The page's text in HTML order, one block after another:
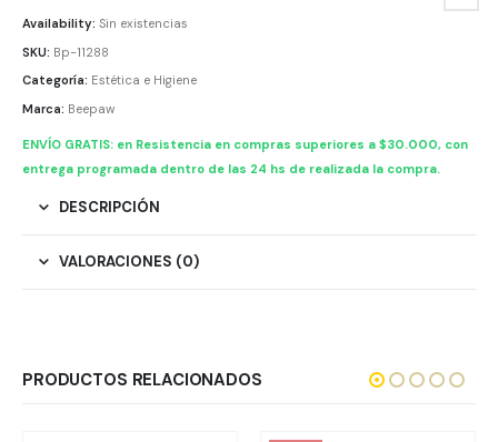
Availability: Sin existencias
SKU: Bp-11288
Categoría: Estética e Higiene
Marca: Beepaw
ENVÍO GRATIS: en Resistencia en compras superiores a $30.000, con
entrega programada dentro de las 24 hs de realizada la compra.
DESCRIPCIÓN
VALORACIONES (0)
PRODUCTOS RELACIONADOS